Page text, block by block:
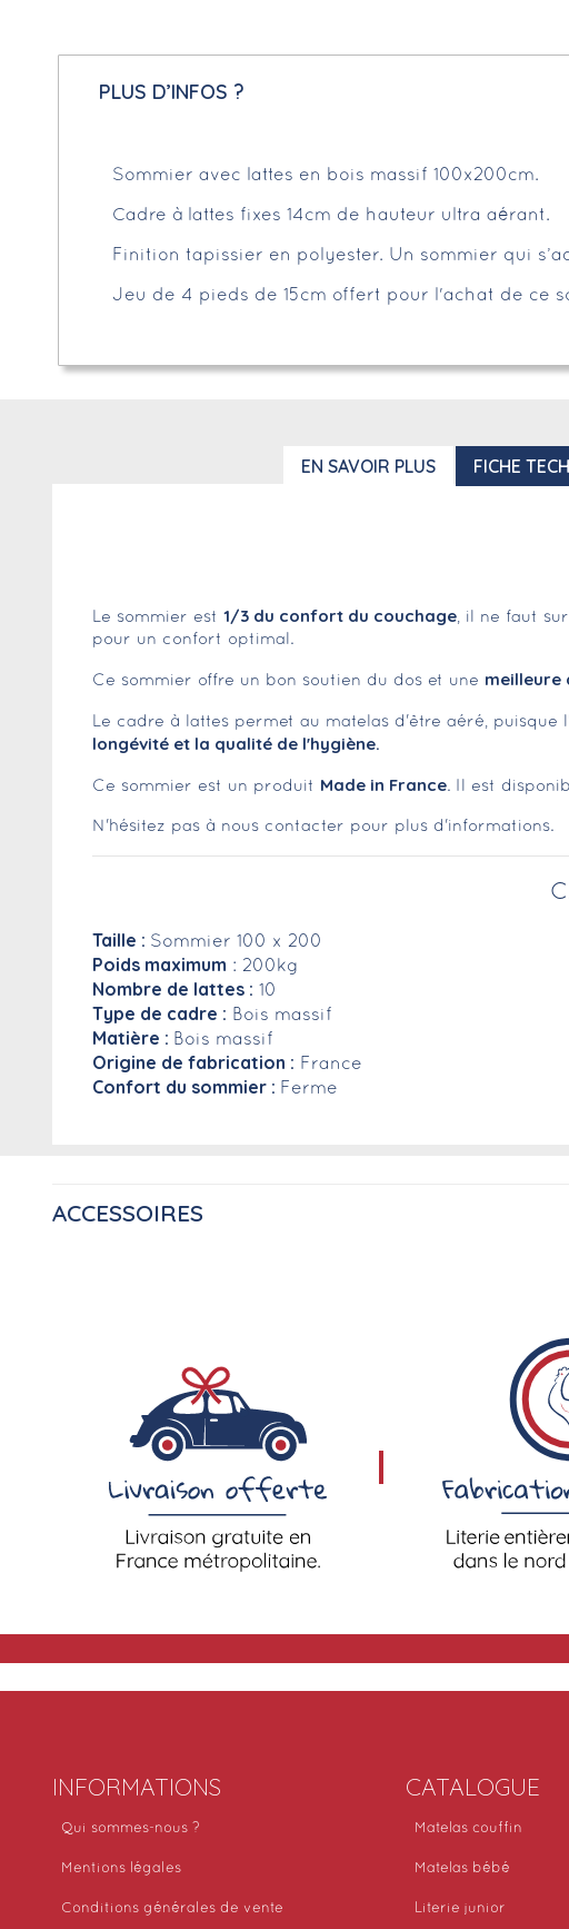
PLUS D’INFOS ?
Sommier avec lattes en bois massif 100x200cm.
Cadre à lattes fixes 14cm de hauteur ultra aérant.
Finition tapissier en polyester. Un sommier qui
Jeu de 4 pieds de 15cm offert pour l'achat de ce
EN SAVOIR PLUS FICHE
Le sommier est 1/3 du confort du couchage, il ne faut
pour un confort optimal.
Ce sommier offre un bon soutien du dos et une meilleure
Le cadre à lattes permet au matelas d'être aéré,
longévité et la qualité de l'hygiène.
Ce sommier est un produit Made in France. Il est
N'hésitez pas à nous contacter pour plus d'informations.
Taille : Sommier 100 x 200
Poids maximum : 200kg
Nombre de lattes : 10
Type de cadre : Bois massif
Matière : Bois massif
Origine de fabrication : France
Confort du sommier : Ferme
ACCESSOIRES
INFORMATIONS
Qui sommes-nous ?
Mentions légales
Conditions générales de vente
CATALOGUE
Matelas couffin
Matelas bébé
Literie junior